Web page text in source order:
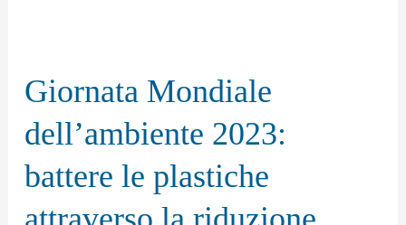
Giornata Mondiale
dell’ambiente 2023:
battere le plastiche
dell’ambiente
2023:
battere
le